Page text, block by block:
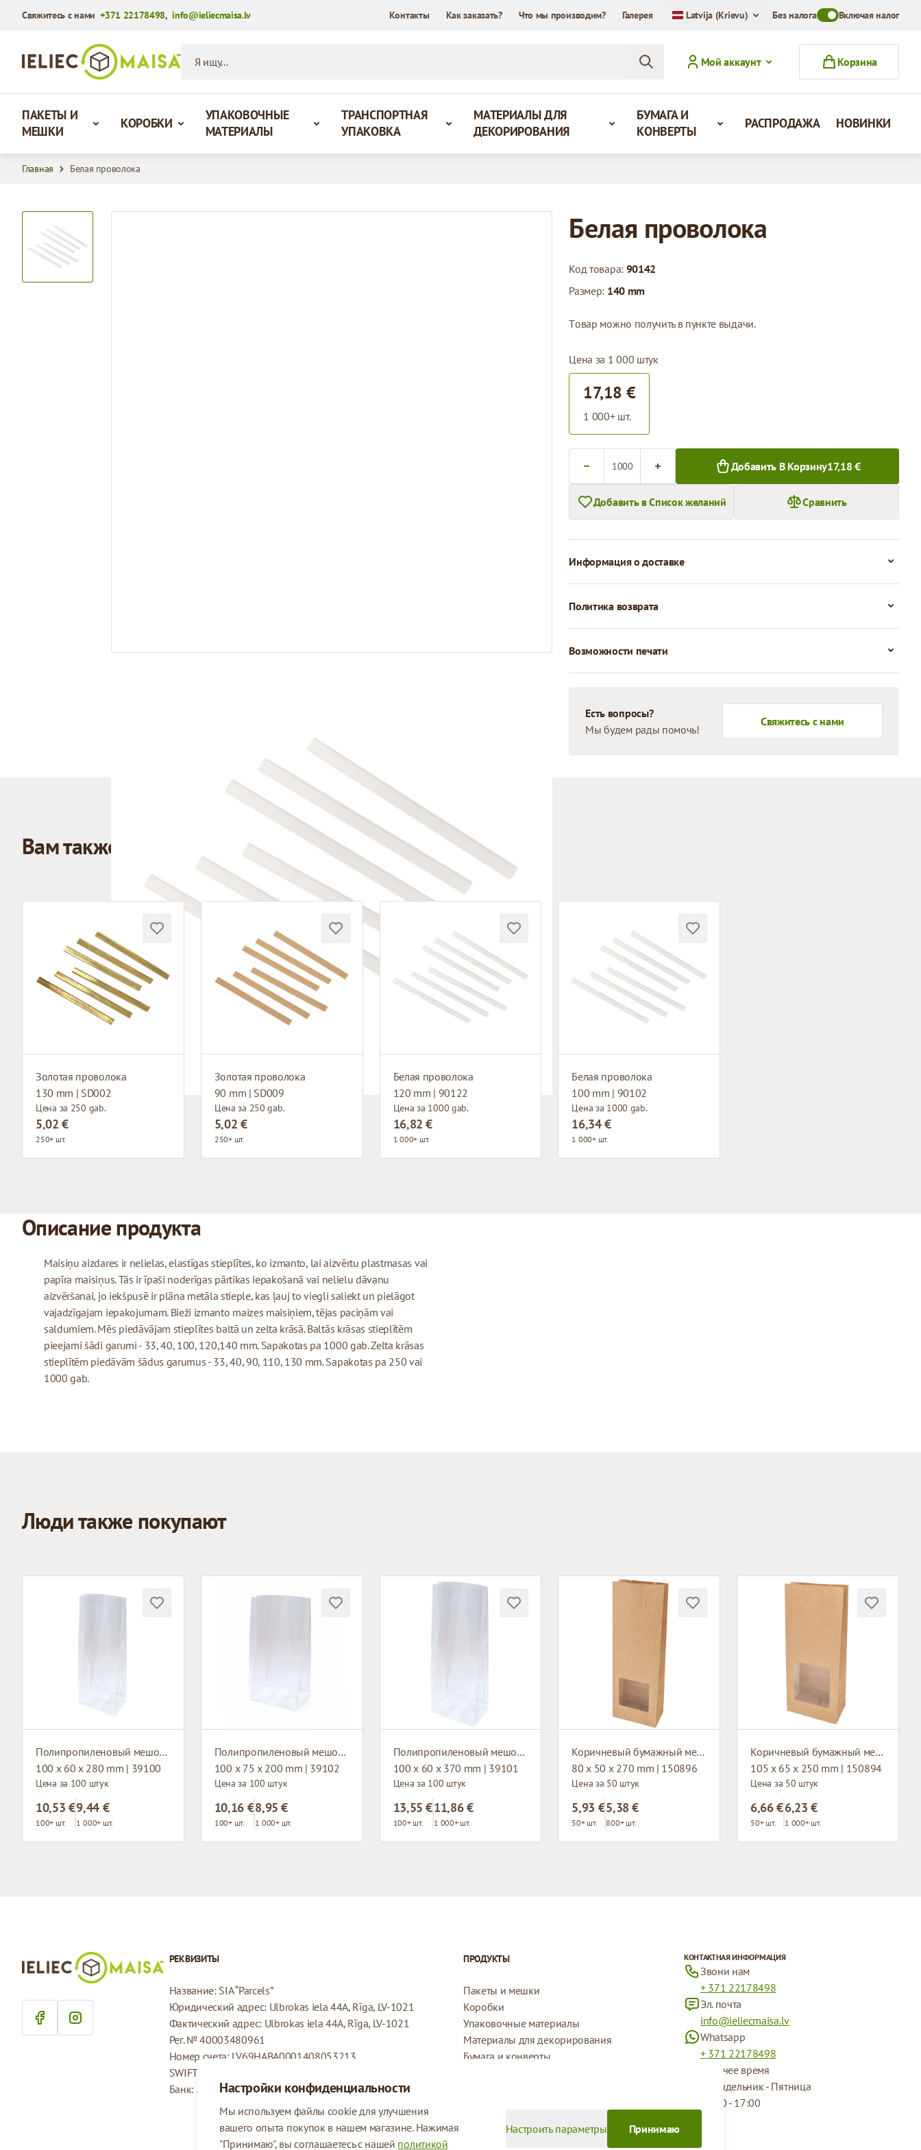
Свяжитесь с нами+371 22178498,info@ieliecmaisa.lv Контакты Как заказать? Что мы производим? Галерея Latvija (Krievu) Без налогаToggle VAT Mode
Включая налог
Мой аккаунт
Корзина
ПАКЕТЫ И
МЕШКИ
КОРОБКИ
УПАКОВОЧНЫЕ
МАТЕРИАЛЫ
ТРАНСПОРТНАЯ
УПАКОВКА
МАТЕРИАЛЫ ДЛЯ
ДЕКОРИРОВАНИЯ
БУМАГА И
КОНВЕРТЫ
РАСПРОДАЖА НОВИНКИ
Главная Белая проволока
Белая проволока
Код товара: 90142
Размер: 140 mm
Tовар можно получить в пункте выдачи.
Цена за 1 000 штук
17,18 €
1 000+ шт.
Добавить В Корзину17,18 €
Добавить в Список желаний Сравнить
Информация о доставке
Политика возврата
Возможности печати
Есть вопросы?
Мы будем рады помочь!
Свяжитесь с нами
Вам также может понравиться
Золотая проволока
130 mm | SD002
Цена за 250 gab.
5,02 €
250+ шт.
Золотая проволока
90 mm | SD009
Цена за 250 gab.
5,02 €
250+ шт.
Белая проволока
120 mm | 90122
Цена за 1000 gab.
16,82 €
1 000+ шт.
Белая проволока
100 mm | 90102
Цена за 1000 gab.
16,34 €
1 000+ шт.
Описание продукта
Maisiņu aizdares ir nelielas, elastīgas stieplītes, ko izmanto, lai aizvērtu plastmasas vai
papīra maisiņus. Tās ir īpaši noderīgas pārtikas iepakošanā vai nelielu dāvanu
aizvēršanai, jo iekšpusē ir plāna metāla stieple, kas ļauj to viegli saliekt un pielāgot
vajadzīgajam iepakojumam. Bieži izmanto maizes maisiņiem, tējas paciņām vai
saldumiem. Mēs piedāvājam stieplītes baltā un zelta krāsā. Baltās krāsas stieplītēm
pieejami šādi garumi - 33, 40, 100, 120,140 mm. Sapakotas pa 1000 gab. Zelta krāsas
stieplītēm piedāvām šādus garumus - 33, 40, 90, 110, 130 mm. Sapakotas pa 250 vai
1000 gab.
Люди также покупают
Полипропиленовый мешок с плоским дном
100 x 60 x 280 mm | 39100
Цена за 100 штук
10,53 €
100+ шт.
9,44 €
1 000+ шт.
Полипропиленовый мешок с плоским дном
100 x 75 x 200 mm | 39102
Цена за 100 штук
10,16 €
100+ шт.
8,95 €
1 000+ шт.
Полипропиленовый мешок с плоским дном
100 x 60 x 370 mm | 39101
Цена за 100 штук
13,55 €
100+ шт.
11,86 €
1 000+ шт.
Коричневый бумажный мешок с окном и плоским основанием
80 x 50 x 270 mm | 150896
Цена за 50 штук
5,93 €
50+ шт.
5,38 €
800+ шт.
Коричневый бумажный мешок с окном и плоским основанием
105 x 65 x 250 mm | 150894
Цена за 50 штук
6,66 €
50+ шт.
6,23 €
1 000+ шт.
Настройки конфиденциальности
Мы используем файлы cookie для улучшения
вашего опыта покупок в нашем магазине. Нажимая
"Принимаю", вы соглашаетесь с нашей политикой
Настроить параметры Принимаю
РЕКВИЗИТЫ
Название: SIA “Parcels”
Юридический адрес: Ulbrokas iela 44A, Rīga, LV-1021
Фактический адрес: Ulbrokas iela 44A, Rīga, LV-1021
Рег. № 40003480961
Номер счета: LV69HABA0001408053213
SWIFT: HABALV22
Банк: AS Swedbank
ПРОДУКТЫ
Пакеты и мешки
Коробки
Упаковочные материалы
Материалы для декорирования
Бумага и конверты
КОНТАКТНАЯ ИНФОРМАЦИЯ
Звони нам
+ 371 22178498
Эл. почта
info@ieliecmaisa.lv
Whatsapp
+ 371 22178498
Рабочее время
Понидельник - Пятница
09:00 - 17:00